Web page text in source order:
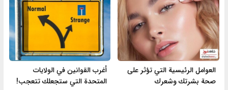
العوامل الرئيسية التي تؤثر على
صحة بشرتك وشعرك
أغرب القوانين في الولايات
المتحدة التي ستجعلك تتعجب!